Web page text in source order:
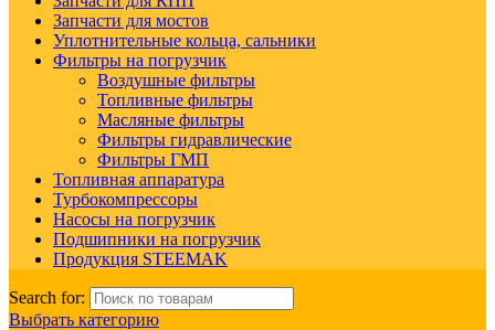
Запчасти для мостов
Уплотнительные кольца, сальники
Фильтры на погрузчик
Воздушные фильтры
Топливные фильтры
Масляные фильтры
Фильтры гидравлические
Фильтры ГМП
Топливная аппаратура
Турбокомпрессоры
Насосы на погрузчик
Подшипники на погрузчик
Продукция STEEMAK
Search for:
Выбрать категорию